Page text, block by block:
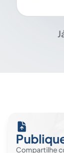
Compartilhe